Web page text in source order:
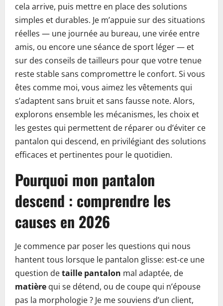
cela arrive, puis mettre en place des solutions
simples et durables. Je m’appuie sur des situations
réelles — une journée au bureau, une virée entre
amis, ou encore une séance de sport léger — et
sur des conseils de tailleurs pour que votre tenue
reste stable sans compromettre le confort. Si vous
êtes comme moi, vous aimez les vêtements qui
s’adaptent sans bruit et sans fausse note. Alors,
explorons ensemble les mécanismes, les choix et
les gestes qui permettent de réparer ou d’éviter ce
pantalon qui descend, en privilégiant des solutions
efficaces et pertinentes pour le quotidien.
Pourquoi mon pantalon
descend : comprendre les
causes en 2026
Je commence par poser les questions qui nous
hantent tous lorsque le pantalon glisse: est-ce une
question detaille pantalon mal adaptée, de
matière qui se détend, ou de coupe qui n’épouse
pas la morphologie ? Je me souviens d’un client,